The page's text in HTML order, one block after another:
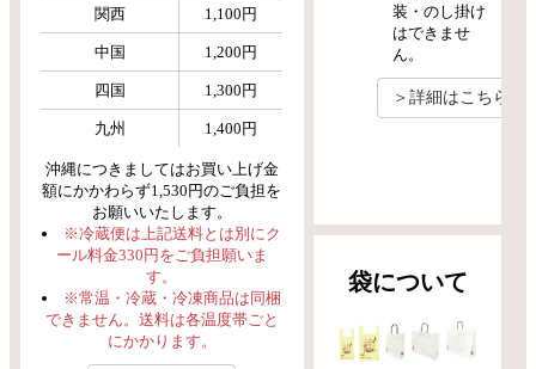
関西 1,100円
中国 1,200円
四国 1,300円
九州 1,400円
沖縄につきましてはお買い上げ金
額にかかわらず1,530円のご負担を
お願いいたします。
※冷蔵便は上記送料とは別にク
ール料金330円をご負担願いま
す。
※常温・冷蔵・冷凍商品は同梱
できません。送料は各温度帯ごと
にかかります。
装・のし掛け
はできませ
ん。
＞詳細はこちら
袋について